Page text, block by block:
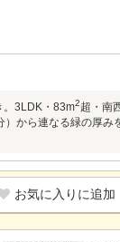
。3LDK・83m2超・南
から連なる緑の厚み
お気に入りに追加